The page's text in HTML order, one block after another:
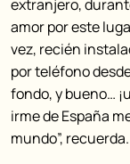
extranjero,
amor por este
vez, recién
por teléfono
fondo, y bueno…
irme de España
mundo”, recuerda.